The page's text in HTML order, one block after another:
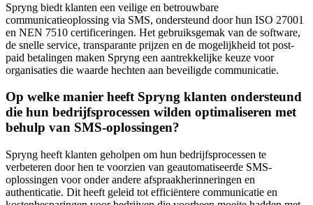
Spryng biedt klanten een veilige en betrouwbare
communicatieoplossing via SMS, ondersteund door hun ISO 27001
en NEN 7510 certificeringen. Het gebruiksgemak van de software,
de snelle service, transparante prijzen en de mogelijkheid tot post-
paid betalingen maken Spryng een aantrekkelijke keuze voor
organisaties die waarde hechten aan beveiligde communicatie.
Op welke manier heeft Spryng klanten ondersteund
die hun bedrijfsprocessen wilden optimaliseren met
behulp van SMS-oplossingen?
Spryng heeft klanten geholpen om hun bedrijfsprocessen te
verbeteren door hen te voorzien van geautomatiseerde SMS-
oplossingen voor onder andere afspraakherinneringen en
authenticatie. Dit heeft geleid tot efficiëntere communicatie en